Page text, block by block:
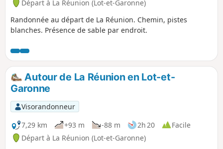
Départ à La Réunion (Lot-et-Garonne)
Randonnée au départ de La Réunion. Chemin, pistes
blanches. Présence de sable par endroit.
Autour de La Réunion en Lot-et-
Garonne
Visorandonneur
7,29 km
+93 m -88 m 2h 20
Facile
Départ à La Réunion (Lot-et-Garonne)